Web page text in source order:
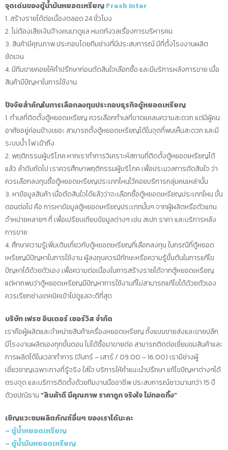
จุดเด่นของตู้น้ำมันหยอดเหรียญFresh Inter
1. สร้างรายได้ต่อเนื่องตลอด 24 ชั่วโมง
2. ไม่ต้องเสียเงินจ้างคนมาดูแล หมดกังวลเรื่องการบริหารคน
3. สินค้ามีคุณภาพ ประกอบโดยทีมช่างที่มีประสบการณ์ มีที่ตั้งโรงงานผลิต
ชัดเจน
4. มีทีมขายคอยให้คำปรึกษาก่อนตัดสินใจเลือกซื้อ และมีบริการหลังการขาย เมื่อ
สินค้ามีปัญหาในการใช้งาน
ปัจจัยสำคัญในการเลือกลงทุนประกอบธุรกิจตู้หยอดเหรียญ
1. ทำเลที่ติดตั้งตู้หยอดเหรียญ ควรเลือกทำเลที่ขาดแคลนความสะดวก แต่มีผู้คน
อาศัยอยู่ค่อนข้างเยอะ สามารถตั้งตู้หยอดเหรียญได้ในจุดที่พบเห็นสะดวก และมี
ระบบน้ำ ไฟ เข้าถึง
2. พฤติกรรมผู้บริโภค หากเราทำการวิเคราะห์สถานที่ติดตั้งตู้หยอดเหรียญได้
แล้ว ลำดับถัดไป เราควรศึกษาพฤติกรรมผู้บริโภค เพื่อประมวลการตัดสินใจ ว่า
ควรเลือกลงทุนซื้อตู้หยอดเหรียญประเภทไหนไว้คอยบริการกลุ่มคนเหล่านั้น
3. หาข้อมูลสินค้า เมื่อตัดสินใจได้แล้วว่าจะเลือกซื้อตู้หยอดเหรียญประเภทไหน ขั้น
ตอนต่อไป คือ การหาข้อมูลตู้หยอดเหรียญประเภทนั้นๆ จากผู้ผลิตหรือตัวแทน
จำหน่ายหลายๆ ที่ เพื่อเปรียบเทียบข้อมูลต่างๆ เช่น สเปก ราคา และบริการหลัง
การขาย
4. ศึกษาความรู้เพิ่มเติมเกี่ยวกับตู้หยอดเหรียญที่เลือกลงทุน ในกรณีที่ตู้หยอด
เหรียญมีปัญหาในการใช้งาน ผู้ลงทุนควรมีทักษะหรือความรู้ขั้นต้นในการแก้ไข
ปัญหาได้ด้วยตัวเอง เพื่อความต่อเนื่องในการสร้างรายได้จากตู้หยอดเหรียญ
แต่หากพบว่าตู้หยอดเหรียญมีปัญหาการใช้งานที่ไม่สามารถแก้ไขได้ด้วยตัวเอง
ควรเรียกช่างเทคนิคเข้าไปดูแลจะดีที่สุด
บริษัท เฟรช อินเตอร์ เซอร์วิส จำกัด
เราคือผู้ผลิตและจำหน่ายสินค้าเครื่องหยอดเหรียญ ทั้งแบบขายส่งและขายปลีก
มีโรงงานผลิตเองทุกขั้นตอน ไม่ได้ซื้อมาขายต่อ สามารถติดต่อเยี่ยมชมสินค้าและ
การผลิตได้ในเวลาทำการ (จันทร์ – เสาร์ / 09.00 – 16.00) เรามีช่างผู้
เชี่ยวชาญเฉพาะทางที่รู้จริง ใส่ใจ บริการให้คำแนะนำปรึกษา แก้ไขปัญหาต่างๆได้
ตรงจุด และบริการติดตั้งด้วยทีมงานมืออาชีพ ประสบการณ์ยาวนานกว่า 15 ปี
ด้วยปณิธาน“สินค้าดี มีคุณภาพ ราคาถูก จริงใจ ไม่ทอดทิ้ง”
เชิญแวะชมผลิตภัณฑ์อื่นๆ ของเราได้นะคะ
– ตู้น้ำหยอดเหรียญ
– ตู้น้ำมันหยอดเหรียญ